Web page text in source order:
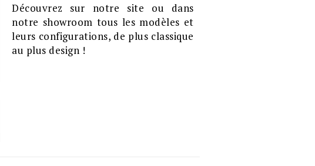
Découvrez sur notre site ou dans
notre showroom tous les modèles et
leurs configurations, de plus classique
au plus design !